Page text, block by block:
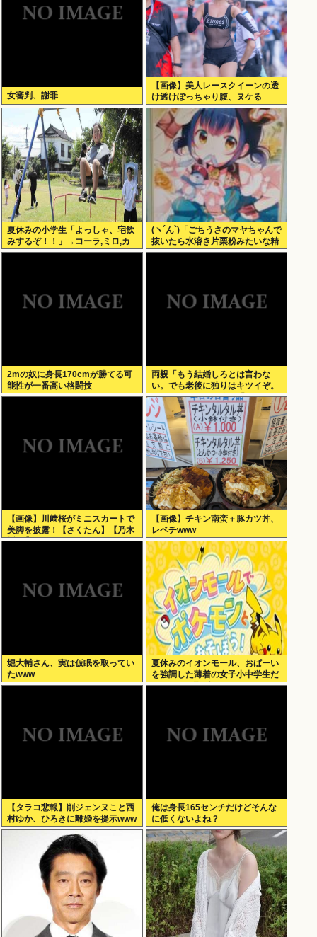
女審判、謝罪
【画像】美人レースクイーンの透
け透けぽっちゃり腹、ヌケる
夏休みの小学生「よっしゃ、宅飲
みするぞ！！」→コーラ,ミロ,カ
ルピス！www
(ヽ´ん`)「ごちうさのマヤちゃんで
抜いたら水溶き片栗粉みたいな精
液出てきて我ながらビビった」
2mの奴に身長170cmが勝てる可
能性が一番高い格闘技
両親「もう結婚しろとは言わな
い。でも老後に独りはキツイぞ。
どうするんだ？」俺ら「…」
【画像】川﨑桜がミニスカートで
美脚を披露！【さくたん】【乃木
坂46】
【画像】チキン南蛮＋豚カツ丼、
レベチwww
堀大輔さん、実は仮眠を取ってい
たwww
夏休みのイオンモール、おぱーい
を強調した薄着の女子小中学生だ
らけ。あれ恥ずかしくないの？
【タラコ悲報】削ジェンヌこと西
村ゆか、ひろきに離婚を提示www
俺は身長165センチだけどそんな
に低くないよね？